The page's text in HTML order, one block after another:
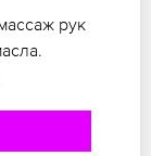
рук